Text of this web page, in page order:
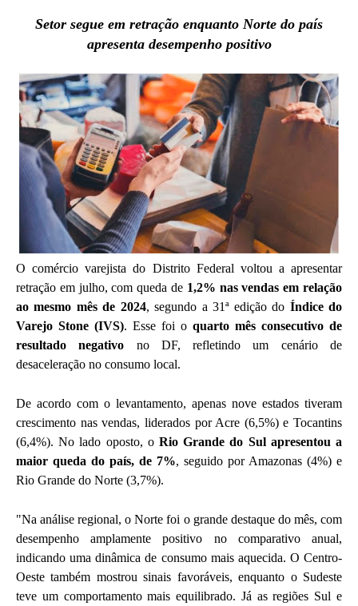
Setor segue em retração enquanto Norte do país
apresenta desempenho positivo
O comércio varejista do Distrito Federal voltou a apresentar
retração em julho, com queda de 1,2% nas vendas em relação
ao mesmo mês de 2024, segundo a 31ª edição do Índice do
Varejo Stone (IVS). Esse foi o quarto mês consecutivo de
resultado negativo no DF, refletindo um cenário de
desaceleração no consumo local.
De acordo com o levantamento, apenas nove estados tiveram
crescimento nas vendas, liderados por Acre (6,5%) e Tocantins
(6,4%). No lado oposto, o Rio Grande do Sul apresentou a
maior queda do país, de 7%, seguido por Amazonas (4%) e
Rio Grande do Norte (3,7%).
"Na análise regional, o Norte foi o grande destaque do mês, com
desempenho amplamente positivo no comparativo anual,
indicando uma dinâmica de consumo mais aquecida. O Centro-
Oeste também mostrou sinais favoráveis, enquanto o Sudeste
teve um comportamento mais equilibrado. Já as regiões Sul e